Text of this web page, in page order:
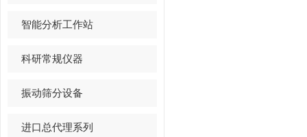
智能分析工作站
科研常规仪器
振动筛分设备
进口总代理系列